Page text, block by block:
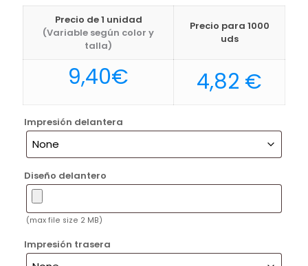
Precio de 1 unidad
(Variable según color y
talla)
Precio para 1000
uds
9,40€ 4,82 €
Impresión delantera
Diseño delantero
(max file size 2 MB)
Impresión trasera